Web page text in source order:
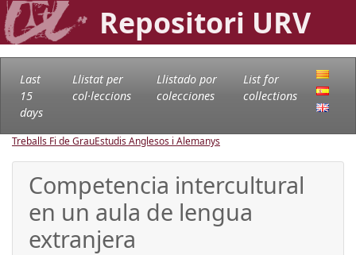
Repositori URV
Last
15
days
Llistat per
col·leccions
Llistado por
colecciones
List for
collections
Treballs Fi de GrauEstudis Anglesos i Alemanys
Competencia intercultural
en un aula de lengua
extranjera